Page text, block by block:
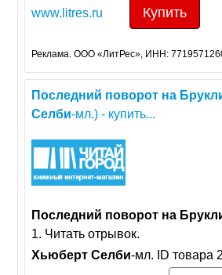
www.litres.ru Купить
Реклама. ООО «ЛитРес», ИНН:
Последний поворот на
Селби-мл.) - купить...
Последний поворот на
1. Читать отрывок.
Хьюберт Селби-мл. ID товара